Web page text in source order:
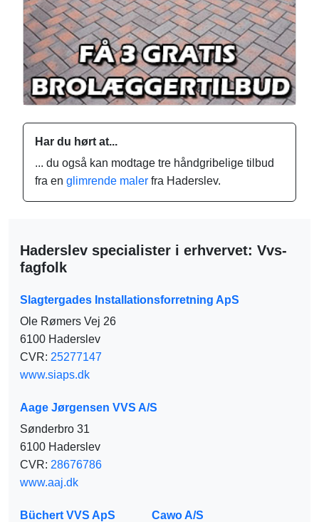
Har du hørt at...
... du også kan modtage tre håndgribelige tilbud
fra en glimrende maler fra Haderslev.
Haderslev specialister i erhvervet: Vvs-
fagfolk
Slagtergades Installationsforretning ApS
Ole Rømers Vej 26
6100 Haderslev
CVR: 25277147
www.siaps.dk
Aage Jørgensen VVS A/S
Sønderbro 31
6100 Haderslev
CVR: 28676786
www.aaj.dk
Büchert VVS ApS
Cawo A/S